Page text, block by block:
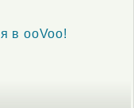
в ooVoo!